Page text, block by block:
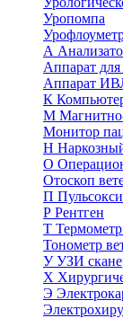
Уропомпа
А
Аппарат для
Аппарат
К
М
Монитор
Н
О
Отоскоп
П
Р Рентген
Т
Тонометр
УУЗИ
Х
Э